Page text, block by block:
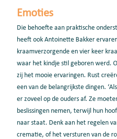
Emoties
Die behoefte aan praktische
heeft ook Antoinette Bakker
kraamverzorgende en vier keer
waar het kindje stil geboren werd.
zij het mooie ervaringen. Rust
een van de belangrijkste dingen.
er zoveel op de ouders af. Ze
beslissingen nemen, terwijl hun
naar staat. Denk aan het regelen
crematie, of het versturen van de